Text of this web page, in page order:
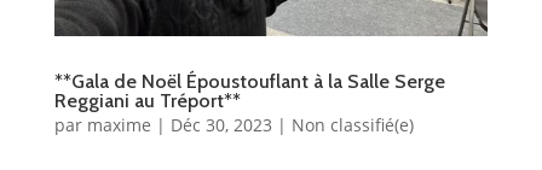
**Gala de Noël Époustouflant à la Salle Serge
Reggiani au Tréport**
par maxime | Déc 30, 2023 | Non classifié(e)